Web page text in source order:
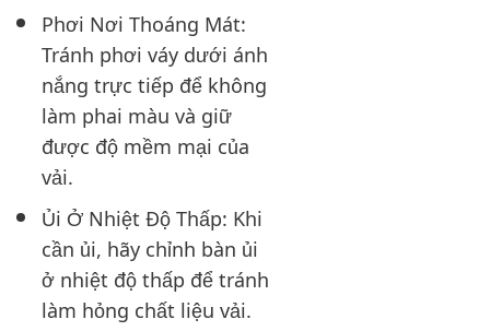
Phơi Nơi Thoáng Mát:
Tránh phơi váy dưới ánh
nắng trực tiếp để không
làm phai màu và giữ
được độ mềm mại của
vải.
Ủi Ở Nhiệt Độ Thấp: Khi
cần ủi, hãy chỉnh bàn ủi
ở nhiệt độ thấp để tránh
làm hỏng chất liệu vải.